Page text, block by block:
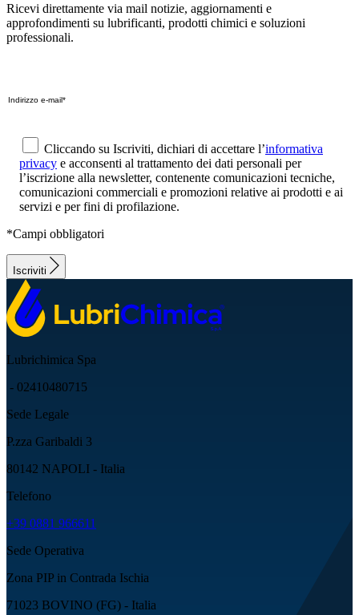
Ricevi direttamente via mail notizie, aggiornamenti e
approfondimenti su lubrificanti, prodotti chimici e soluzioni
professionali.
Cliccando su Iscriviti, dichiari di accettare l’informativa
privacy e acconsenti al trattamento dei dati personali per
l’iscrizione alla newsletter, contenente comunicazioni tecniche,
comunicazioni commerciali e promozioni relative ai prodotti e ai
servizi e per fini di profilazione.
*Campi obbligatori
Iscriviti
Lubrichimica Spa
- 02410480715
Sede Legale
P.zza Garibaldi 3
80142 NAPOLI - Italia
Telefono
+39 0881 966611
Sede Operativa
Zona PIP in Contrada Ischia
71023 BOVINO (FG) - Italia